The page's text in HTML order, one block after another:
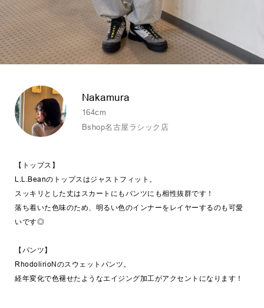
Nakamura
164cm
Bshop名古屋ラシック店
【トップス】
L.L.Beanのトップスはジャストフィット。
スッキリとした丈はスカートにもパンツにも相性抜群です！
落ち着いた色味のため、明るい色のインナーをレイヤーするのも可愛
いです◎
【パンツ】
RhodolirioNのスウェットパンツ。
経年変化で色褪せたようなエイジング加工がアクセントになります！